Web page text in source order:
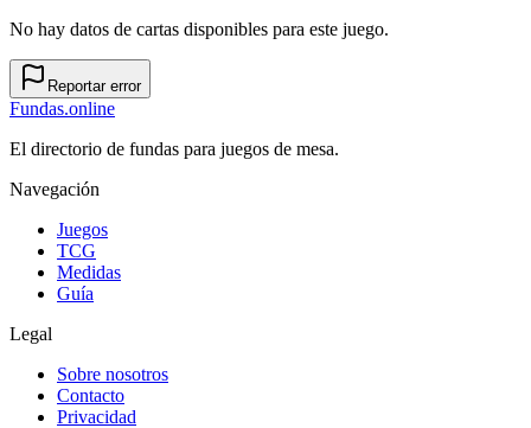
No hay datos de cartas disponibles para este juego.
Reportar error
Fundas.online
El directorio de fundas para juegos de mesa.
Navegación
Juegos
TCG
Medidas
Guía
Legal
Sobre nosotros
Contacto
Privacidad